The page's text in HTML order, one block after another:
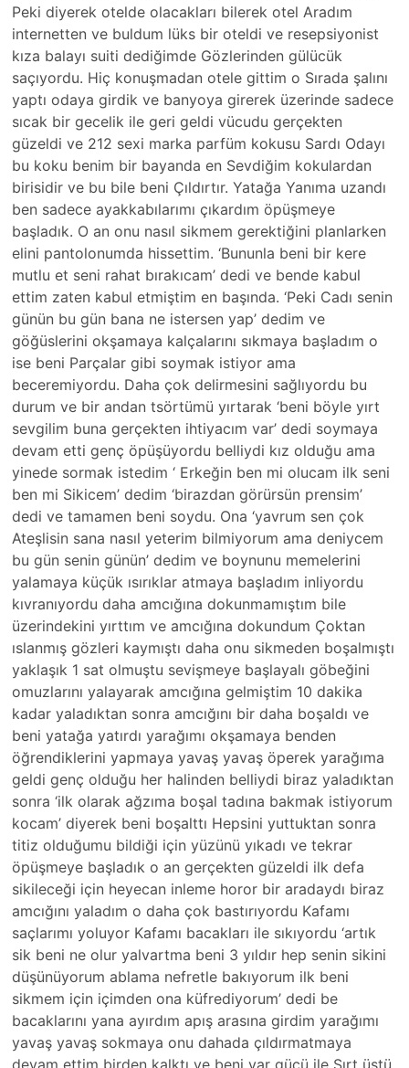
Peki diyerek otelde olacakları bilerek otel Aradım
internetten ve buldum lüks bir oteldi ve resepsiyonist
kıza balayı suiti dediğimde Gözlerinden gülücük
saçıyordu. Hiç konuşmadan otele gittim o Sırada şalını
yaptı odaya girdik ve banyoya girerek üzerinde sadece
sıcak bir gecelik ile geri geldi vücudu gerçekten
güzeldi ve 212 sexi marka parfüm kokusu Sardı Odayı
bu koku benim bir bayanda en Sevdiğim kokulardan
birisidir ve bu bile beni Çıldırtır. Yatağa Yanıma uzandı
ben sadece ayakkabılarımı çıkardım öpüşmeye
başladık. O an onu nasıl sikmem gerektiğini planlarken
elini pantolonumda hissettim. ‘Bununla beni bir kere
mutlu et seni rahat bırakıcam’ dedi ve bende kabul
ettim zaten kabul etmiştim en başında. ‘Peki Cadı senin
günün bu gün bana ne istersen yap’ dedim ve
göğüslerini okşamaya kalçalarını sıkmaya başladım o
ise beni Parçalar gibi soymak istiyor ama
beceremiyordu. Daha çok delirmesini sağlıyordu bu
durum ve bir andan tsörtümü yırtarak ‘beni böyle yırt
sevgilim buna gerçekten ihtiyacım var’ dedi soymaya
devam etti genç öpüşüyordu belliydi kız olduğu ama
yinede sormak istedim ‘ Erkeğin ben mi olucam ilk seni
ben mi Sikicem’ dedim ‘birazdan görürsün prensim’
dedi ve tamamen beni soydu. Ona ‘yavrum sen çok
Ateşlisin sana nasıl yeterim bilmiyorum ama deniycem
bu gün senin günün’ dedim ve boynunu memelerini
yalamaya küçük ısırıklar atmaya başladım inliyordu
kıvranıyordu daha amcığına dokunmamıştım bile
üzerindekini yırttım ve amcığına dokundum Çoktan
ıslanmış gözleri kaymıştı daha onu sikmeden boşalmıştı
yaklaşık 1 sat olmuştu sevişmeye başlayalı göbeğini
omuzlarını yalayarak amcığına gelmiştim 10 dakika
kadar yaladıktan sonra amcığını bir daha boşaldı ve
beni yatağa yatırdı yarağımı okşamaya benden
öğrendiklerini yapmaya yavaş yavaş öperek yarağıma
geldi genç olduğu her halinden belliydi biraz yaladıktan
sonra ‘ilk olarak ağzıma boşal tadına bakmak istiyorum
kocam’ diyerek beni boşalttı Hepsini yuttuktan sonra
titiz olduğumu bildiği için yüzünü yıkadı ve tekrar
öpüşmeye başladık o an gerçekten güzeldi ilk defa
sikileceği için heyecan inleme horor bir aradaydı biraz
amcığını yaladım o daha çok bastırıyordu Kafamı
saçlarımı yoluyor Kafamı bacakları ile sıkıyordu ‘artık
sik beni ne olur yalvartma beni 3 yıldır hep senin sikini
düşünüyorum ablama nefretle bakıyorum ilk beni
sikmem için içimden ona küfrediyorum’ dedi be
bacaklarını yana ayırdım apış arasına girdim yarağımı
yavaş yavaş sokmaya onu dahada çıldırmatmaya
devam ettim birden kalktı ve beni var gücü ile Sırt üstü